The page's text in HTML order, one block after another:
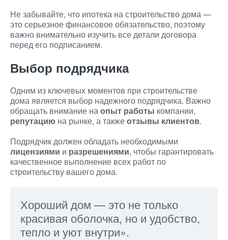
Не забывайте, что ипотека на строительство дома —
это серьезное финансовое обязательство, поэтому
важно внимательно изучить все детали договора
перед его подписанием.
Выбор подрядчика
Одним из ключевых моментов при строительстве
дома является выбор надежного подрядчика. Важно
обращать внимание наопыт работы компании,
репутацию на рынке, а такжеотзывы клиентов.
Подрядчик должен обладать необходимыми
лицензиями и разрешениями, чтобы гарантировать
качественное выполнение всех работ по
строительству вашего дома.
Хороший дом — это не только
красивая оболочка, но и удобство,
тепло и уют внутри».